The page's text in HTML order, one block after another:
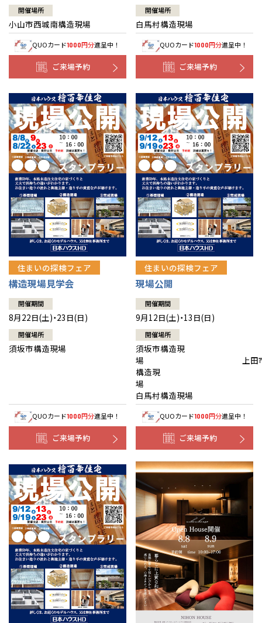
開催場所
小山市西城南構造現場
QUOカード1000円分進呈中！
ご来場予約
開催場所
白馬村構造現場
QUOカード1000円分進呈中！
ご来場予約
住まいの探検フェア
構造現場見学会
開催期間
8月22日(土)・23日(日)
開催場所
須坂市構造現場
QUOカード1000円分進呈中！
ご来場予約
住まいの探検フェア
現場公開
開催期間
9月12日(土)・13日(日)
開催場所
須坂市構造現
場 上田
構造現
白馬村構造現場
QUOカード1000円分進呈中！
ご来場予約